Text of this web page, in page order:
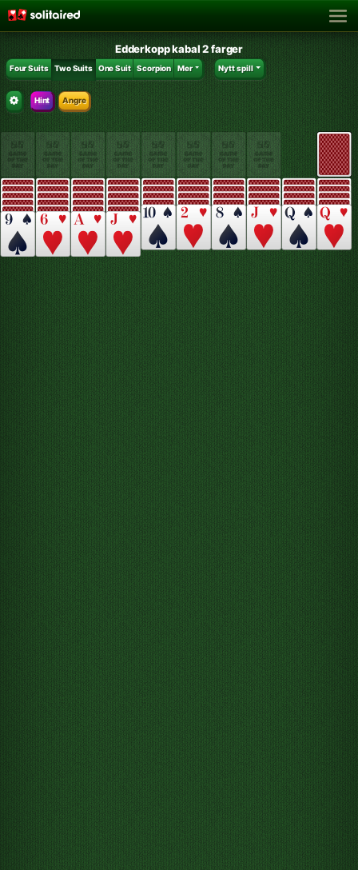
Edderkopp kabal 2 farger
Four Suits Two Suits One Suit Scorpion Mer Nytt spill
Hint Angre